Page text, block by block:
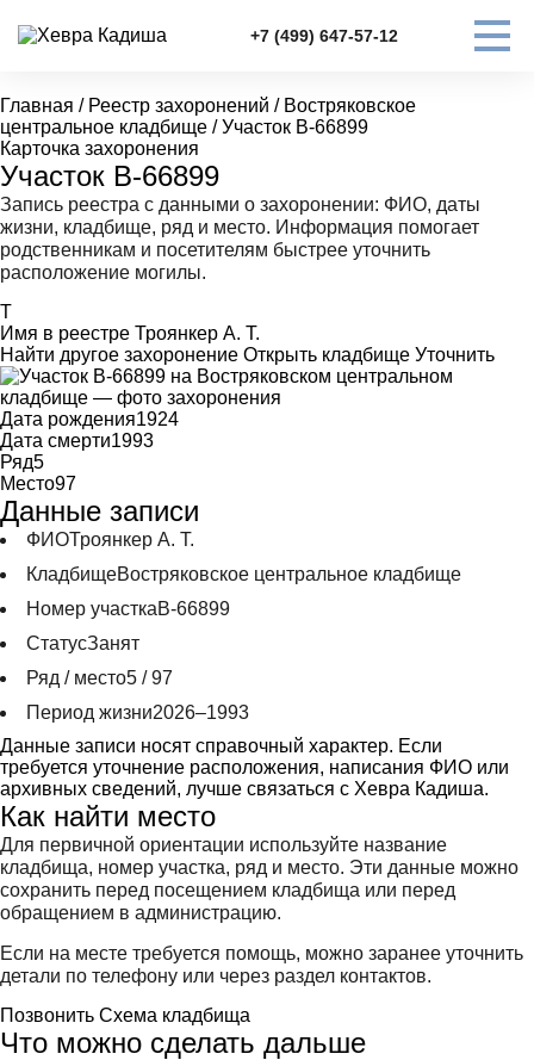
+7 (499) 647-57-12
Главная / Реестр захоронений / Востряковское
центральное кладбище / Участок В-66899
Карточка захоронения
Участок В-66899
Запись реестра с данными о захоронении: ФИО, даты
жизни, кладбище, ряд и место. Информация помогает
родственникам и посетителям быстрее уточнить
расположение могилы.
Т
Имя в реестре Троянкер А. Т.
Найти другое захоронение Открыть кладбище Уточнить
Дата рождения1924
Дата смерти1993
Ряд5
Место97
Данные записи
ФИОТроянкер А. Т.
КладбищеВостряковское центральное кладбище
Номер участкаВ-66899
СтатусЗанят
Ряд / место5 / 97
Период жизни2026–1993
Данные записи носят справочный характер. Если
требуется уточнение расположения, написания ФИО или
архивных сведений, лучше связаться с Хевра Кадиша.
Как найти место
Для первичной ориентации используйте название
кладбища, номер участка, ряд и место. Эти данные можно
сохранить перед посещением кладбища или перед
обращением в администрацию.
Если на месте требуется помощь, можно заранее уточнить
детали по телефону или через раздел контактов.
Позвонить Схема кладбища
Что можно сделать дальше